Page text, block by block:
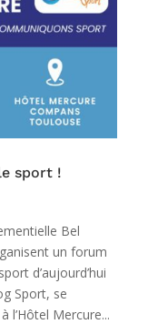
sport !
Bel
un forum
d’aujourd’hui
Sport, se
l’Hôtel Mercure...